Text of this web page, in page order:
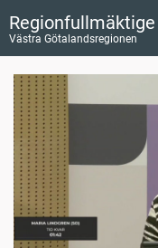
Regionfullmäktige
Västra Götalandsregionen